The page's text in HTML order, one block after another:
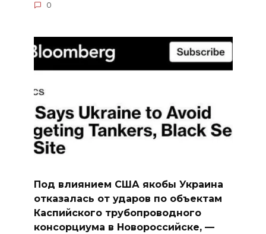
0
Под влиянием США якобы Украина
отказалась от ударов по объектам
Каспийского трубопроводного
консорциума в Новороссийске, —